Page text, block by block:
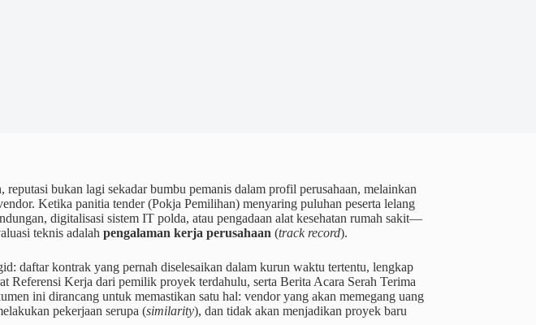
reputasi bukan lagi sekadar bumbu pemanis dalam profil perusahaan, melainkan
Ketika panitia tender (Pokja Pemilihan) menyaring puluhan peserta lelang
digitalisasi sistem IT polda, atau pengadaan alat kesehatan rumah sakit—
teknis adalah pengalaman kerja perusahaan (track record).
daftar kontrak yang pernah diselesaikan dalam kurun waktu tertentu, lengkap
Referensi Kerja dari pemilik proyek terdahulu, serta Berita Acara Serah Terima
ini dirancang untuk memastikan satu hal: vendor yang akan memegang uang
pekerjaan serupa (similarity), dan tidak akan menjadikan proyek baru